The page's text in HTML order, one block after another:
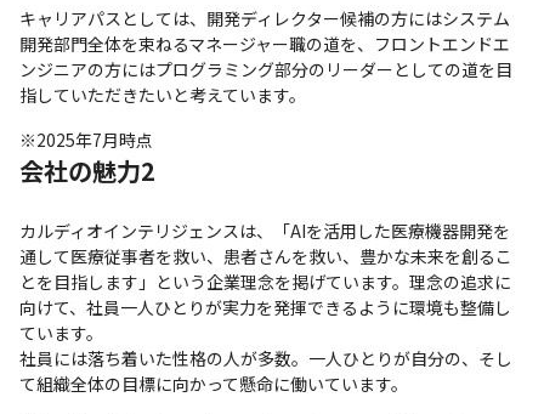
キャリアパスとしては、開発ディレクター候補の方にはシステム
開発部門全体を束ねるマネージャー職の道を、フロントエンドエ
ンジニアの方にはプログラミング部分のリーダーとしての道を目
指していただきたいと考えています。
※2025年7月時点
会社の魅力2
カルディオインテリジェンスは、「AIを活用した医療機器開発を
通して医療従事者を救い、患者さんを救い、豊かな未来を創るこ
とを目指します」という企業理念を掲げています。理念の追求に
向けて、社員一人ひとりが実力を発揮できるように環境も整備し
ています。
社員には落ち着いた性格の人が多数。一人ひとりが自分の、そし
て組織全体の目標に向かって懸命に働いています。